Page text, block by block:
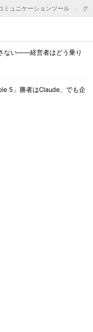
ミュニケーションツール グ
ない――経営者はどう乗り
5」勝者はClaude、でも企